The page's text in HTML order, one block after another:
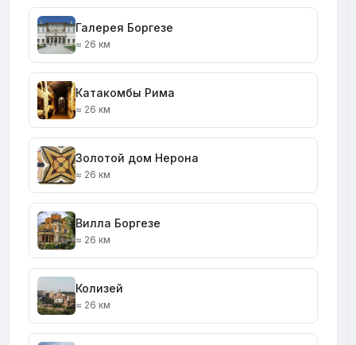
Галерея Боргезе
≈ 26 км
Катакомбы Рима
≈ 26 км
Золотой дом Нерона
≈ 26 км
Вилла Боргезе
≈ 26 км
Колизей
≈ 26 км